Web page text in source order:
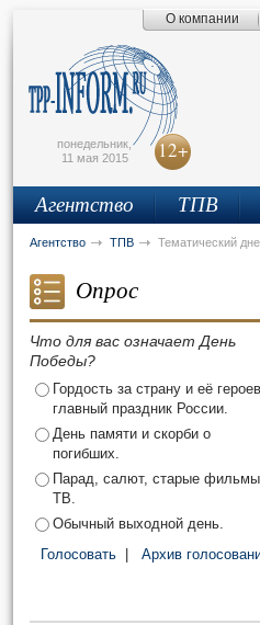
О компании
понедельник,
11 мая 2015
12+
Агентство ТПВ
Агентство ТПВ Тематический
Опрос
Что для вас означает День
Победы?
Гордость за страну и её
главный праздник России.
День памяти и скорби о
погибших.
Парад, салют, старые
ТВ.
Обычный выходной день.
Голосовать
Архив